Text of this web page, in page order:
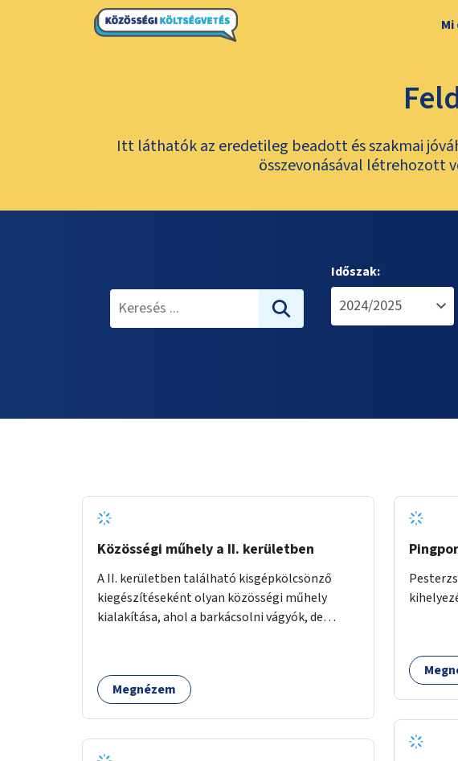
Mi
Itt láthatók az eredetileg beadott és szakmai
összevonásával létrehozott
Időszak:
Közösségi műhely a II. kerületben
A II. kerületben található kisgépkölcsönző
kiegészítéseként olyan közösségi műhely
kialakítása, ahol a barkácsolni vágyók, de
megfelelő helyet.
Megnézem